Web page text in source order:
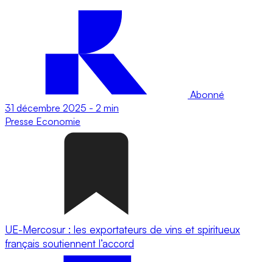
Abonné
31 décembre 2025 - 2 min
Presse Economie
UE-Mercosur : les exportateurs de vins et spiritueux
français soutiennent l’accord